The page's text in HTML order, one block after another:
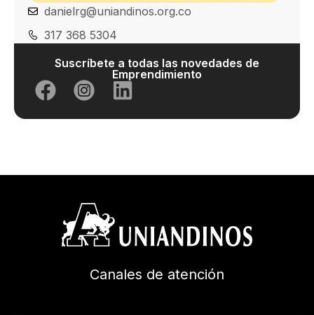
danielrg@uniandinos.org.co
317 368 5304
Suscríbete a todas las novedades de
Emprendimiento
Canales de atención